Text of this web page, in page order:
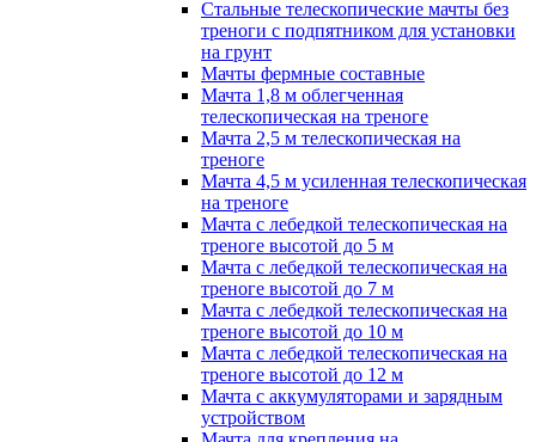
Стальные телескопические мачты без
треноги с подпятником для установки
на грунт
Мачты фермные составные
Мачта 1,8 м облегченная
телескопическая на треноге
Мачта 2,5 м телескопическая на
треноге
Мачта 4,5 м усиленная телескопическая
на треноге
Мачта с лебедкой телескопическая на
треноге высотой до 5 м
Мачта с лебедкой телескопическая на
треноге высотой до 7 м
Мачта с лебедкой телескопическая на
треноге высотой до 10 м
Мачта с лебедкой телескопическая на
треноге высотой до 12 м
Мачта с аккумуляторами и зарядным
устройством